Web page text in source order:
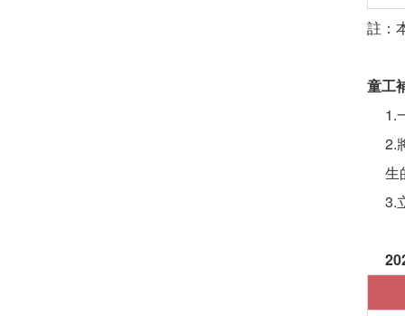
註：
童工
1.
2.
生
3.